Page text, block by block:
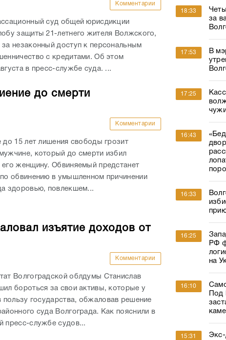
Комментарии
суд общей юрисдикции
защиты 21-летнего жителя Волжского,
незаконный доступ к персональным
с кредитами. Об этом
в пресс-службе суда. ...
до смерти
Комментарии
до 15 лет лишения свободы грозит
который до смерти избил
его женщину. Обвиняемый предстанет
обвинению в умышленном причинении
здоровью, повлекшем...
изъятие доходов от
Комментарии
Волгоградской облдумы Станислав
бороться за свои активы, которые у
пользу государства, обжаловав решение
суда Волгограда. Как пояснили в
пресс-службе судов...
18:33
за
17:53
В
17:25
16:43
16:33
16:25
РФ
на
16:10
Под
15:31
Экс-